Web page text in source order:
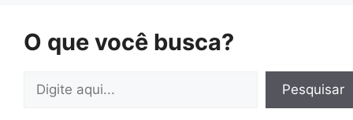
O que você busca?
Pesquisar Pesquisar